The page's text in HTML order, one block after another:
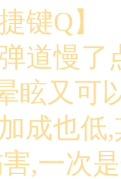
键Q】
道慢了
眩又可
成也低
,一次